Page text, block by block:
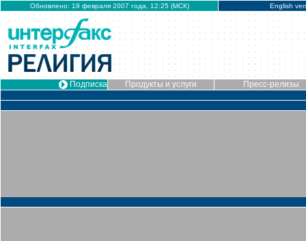
Обновлено: 19 февраля 2007 года, 12:25 (МСК) English
Подписка Продукты и услуги Пресс-релизы